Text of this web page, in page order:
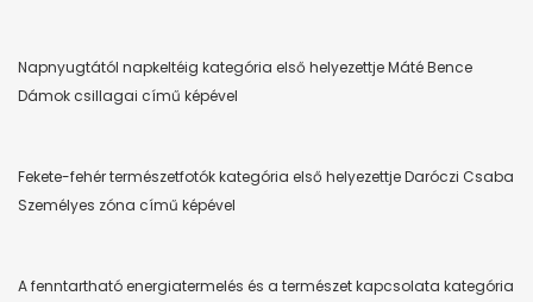
Napnyugtától napkeltéig kategória első helyezettje Máté Bence
Dámok csillagai című képével
Fekete-fehér természetfotók kategória első helyezettje Daróczi Csaba
Személyes zóna című képével
A fenntartható energiatermelés és a természet kapcsolata kategória